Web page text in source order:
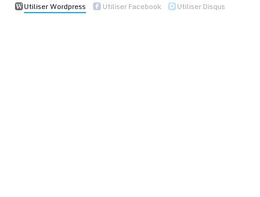
Utiliser Wordpress Utiliser Facebook Utiliser Disqus